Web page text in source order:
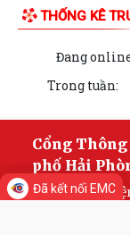
THỐNG KÊ
Đang
Trong tuần:
Cổng
phố Hải
Chịu trách
Đã kết nối EMC